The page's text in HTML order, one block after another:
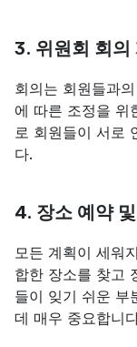
3. 위원회 회의
회의는 회원들과
에 따른 조정을 위
로 회원들이 서로
다.
4. 장소 예약
모든 계획이 세워
합한 장소를 찾고
들이 잊기 쉬운 부
데 매우 중요합니